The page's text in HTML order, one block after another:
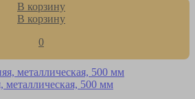
В корзину
В корзину
0
металлическая, 500 мм